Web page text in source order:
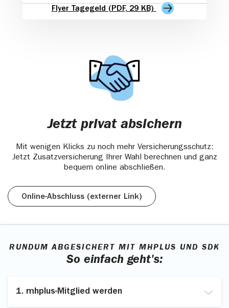
Flyer Tagegeld (PDF, 29 KB)
Jetzt privat absichern
Mit wenigen Klicks zu noch mehr Versicherungsschutz:
Jetzt Zusatzversicherung Ihrer Wahl berechnen und ganz
bequem online abschließen.
Online-Abschluss (externer Link)
RUNDUM ABGESICHERT MIT MHPLUS UND SDK
So einfach geht's:
1. mhplus-Mitglied werden